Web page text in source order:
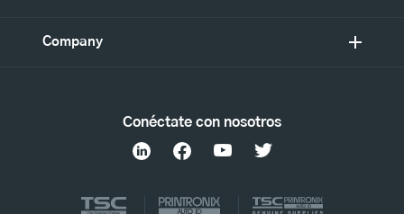
Company
Conéctate con nosotros